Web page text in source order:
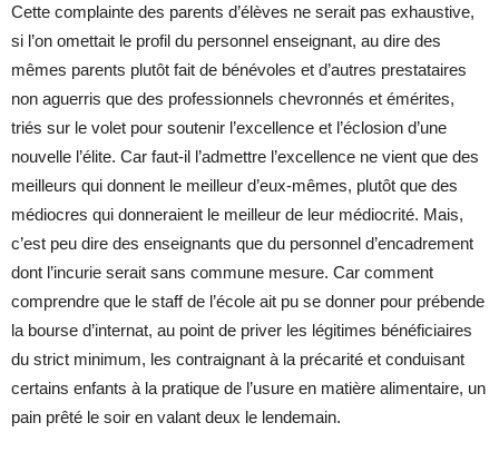
Cette complainte des parents d’élèves ne serait pas exhaustive,
si l’on omettait le profil du personnel enseignant, au dire des
mêmes parents plutôt fait de bénévoles et d’autres prestataires
non aguerris que des professionnels chevronnés et émérites,
triés sur le volet pour soutenir l’excellence et l’éclosion d’une
nouvelle l’élite. Car faut-il l’admettre l’excellence ne vient que des
meilleurs qui donnent le meilleur d’eux-mêmes, plutôt que des
médiocres qui donneraient le meilleur de leur médiocrité. Mais,
c’est peu dire des enseignants que du personnel d’encadrement
dont l’incurie serait sans commune mesure. Car comment
comprendre que le staff de l’école ait pu se donner pour prébende
la bourse d’internat, au point de priver les légitimes bénéficiaires
du strict minimum, les contraignant à la précarité et conduisant
certains enfants à la pratique de l’usure en matière alimentaire, un
pain prêté le soir en valant deux le lendemain.